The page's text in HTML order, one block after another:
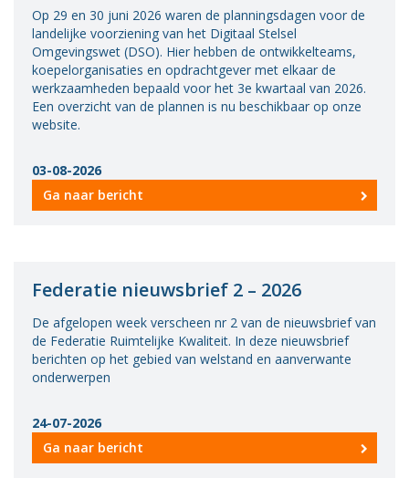
Opleidingen
Over
BWT
BMK
Vacatures
Vereniging
Op 29 en 30 juni 2026 waren de planningsdagen voor de
landelijke voorziening van het Digitaal Stelsel
Omgevingswet (DSO). Hier hebben de ontwikkelteams,
koepelorganisaties en opdrachtgever met elkaar de
werkzaamheden bepaald voor het 3e kwartaal van 2026.
Een overzicht van de plannen is nu beschikbaar op onze
website.
03-08-2026
Ga naar bericht
Federatie nieuwsbrief 2 – 2026
De afgelopen week verscheen nr 2 van de nieuwsbrief van
de Federatie Ruimtelijke Kwaliteit. In deze nieuwsbrief
berichten op het gebied van welstand en aanverwante
onderwerpen
24-07-2026
Ga naar bericht